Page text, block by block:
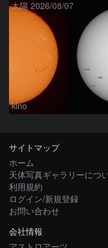
太陽 2026/08/07
kino
サイトマップ
ホーム
天体写真ギャラリーにつ
利用規約
ログイン/新規登録
お問い合わせ
会社情報